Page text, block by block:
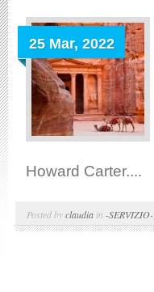
25 Mar, 2022
Howard Carter....
Posted byclaudia in -SERVIZIO-